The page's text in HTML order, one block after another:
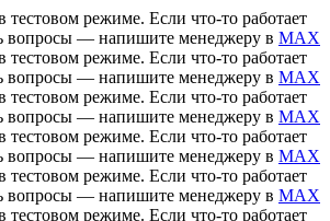
режиме. Если что-то работает
вопросы — напишите менеджеру в MAX
режиме. Если что-то работает
вопросы — напишите менеджеру в MAX
режиме. Если что-то работает
вопросы — напишите менеджеру в MAX
режиме. Если что-то работает
вопросы — напишите менеджеру в MAX
режиме. Если что-то работает
вопросы — напишите менеджеру в MAX
режиме. Если что-то работает